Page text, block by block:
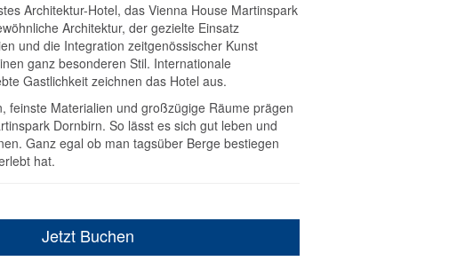
Architektur-Hotel, das Vienna House Martinspark
Architektur, der gezielte Einsatz
und die Integration zeitgenössischer Kunst
ganz besonderen Stil. Internationale
Gastlichkeit zeichnen das Hotel aus.
feinste Materialien und großzügige Räume prägen
Dornbirn. So lässt es sich gut leben und
Ganz egal ob man tagsüber Berge bestiegen
hat.
Jetzt Buchen